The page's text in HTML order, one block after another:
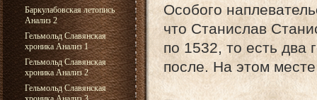
Баркулабовская летопись
Анализ 2
Гельмольд Славянская
хроника Анализ 1
Гельмольд Славянская
хроника Анализ 2
Гельмольд Славянская
Особого
что Станислав
по 1532, то есть два
после. На этом